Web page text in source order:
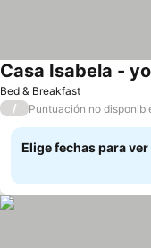
Bed & Breakfast
Casa Isabela -
/ Puntuación no
Elige fechas para